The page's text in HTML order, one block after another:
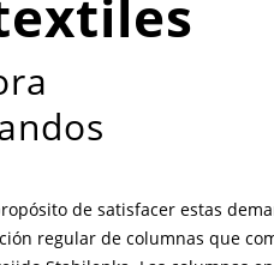
de satisfacer estas
regular de columnas que